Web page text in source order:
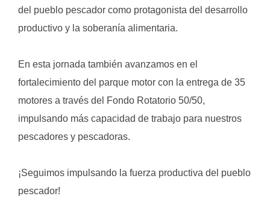
del pueblo pescador como protagonista del desarrollo
productivo y la soberanía alimentaria.
En esta jornada también avanzamos en el
fortalecimiento del parque motor con la entrega de 35
motores a través del Fondo Rotatorio 50/50,
impulsando más capacidad de trabajo para nuestros
pescadores y pescadoras.
¡Seguimos impulsando la fuerza productiva del pueblo
pescador!